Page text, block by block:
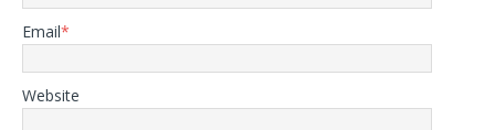
Email*
Website